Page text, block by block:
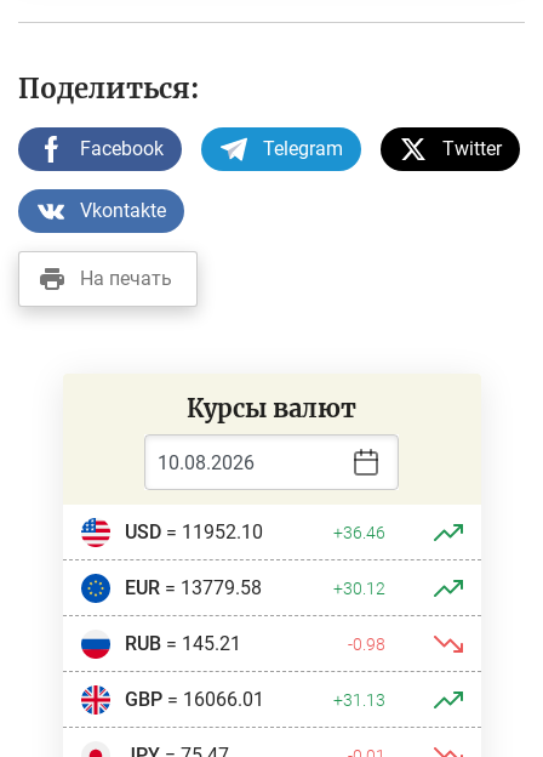
Поделиться:
Facebook Telegram Twitter
Vkontakte
На печать
Курсы валют
USD= 11952.10 +36.46
EUR= 13779.58 +30.12
RUB= 145.21 -0.98
GBP= 16066.01 +31.13